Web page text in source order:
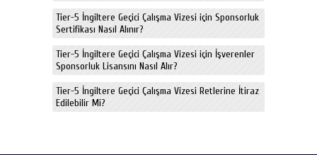
Tier-5 İngiltere Geçici Çalışma Vizesi için Sponsorluk
Sertifikası Nasıl Alınır?
Tier-5 İngiltere Geçici Çalışma Vizesi için İşverenler
Sponsorluk Lisansını Nasıl Alır?
Tier-5 İngiltere Geçici Çalışma Vizesi Retlerine İtiraz
Edilebilir Mi?